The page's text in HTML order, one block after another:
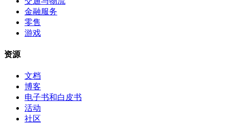
金融服务
零售
游戏
资源
文档
博客
电子书和白皮书
活动
社区